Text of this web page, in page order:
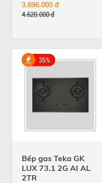
3.696.000 đ
4.620.000 đ
35%
Bếp gas Teka GK
LUX 73.1 2G AI AL
2TR